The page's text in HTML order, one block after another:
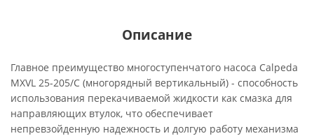
Описание
Главное преимущество многоступенчатого насоса Calpeda
MXVL 25-205/C (многорядный вертикальный) - способность
использования перекачиваемой жидкости как смазка для
направляющих втулок, что обеспечивает
непревзойденную надежность и долгую работу механизма